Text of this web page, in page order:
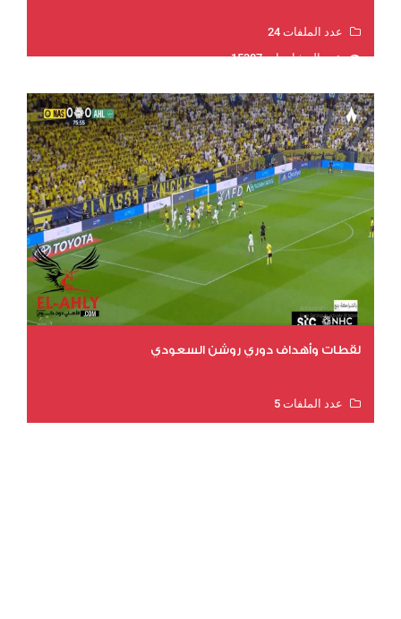
عدد الملفات 24
عدد المشاهدات 15387
لقطات وأهداف دوري روشن السعودي
عدد الملفات 5